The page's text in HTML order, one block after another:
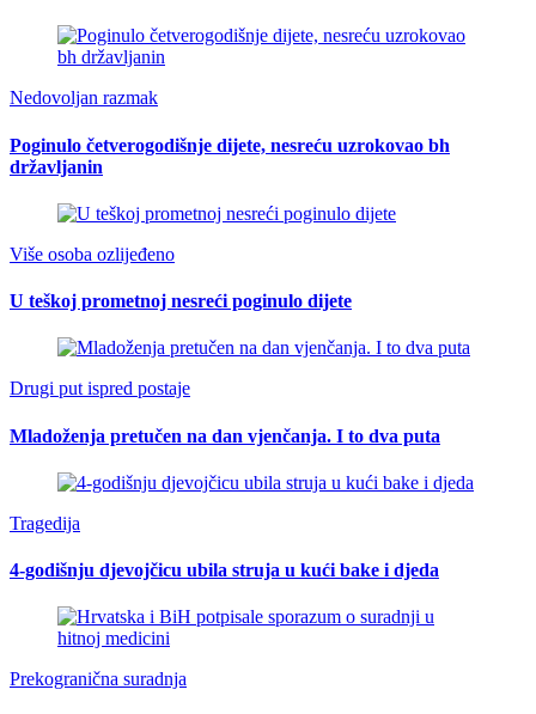
Nedovoljan razmak
Poginulo četverogodišnje dijete, nesreću uzrokovao bh
državljanin
Više osoba ozlijeđeno
U teškoj prometnoj nesreći poginulo dijete
Drugi put ispred postaje
Mladoženja pretučen na dan vjenčanja. I to dva puta
Tragedija
4-godišnju djevojčicu ubila struja u kući bake i djeda
Prekogranična suradnja